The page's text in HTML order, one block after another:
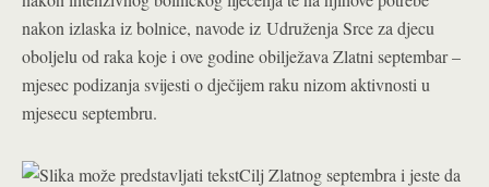
nakon izlaska iz bolnice, navode iz Udruženja Srce za djecu
oboljelu od raka koje i ove godine obilježava Zlatni septembar –
mjesec podizanja svijesti o dječijem raku nizom aktivnosti u
mjesecu septembru.
Cilj Zlatnog septembra i jeste da